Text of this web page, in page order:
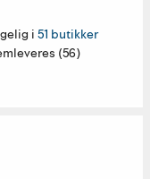
i 51 butikker
(56)